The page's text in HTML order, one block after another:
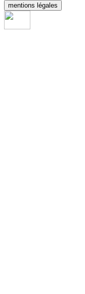
mentions légales